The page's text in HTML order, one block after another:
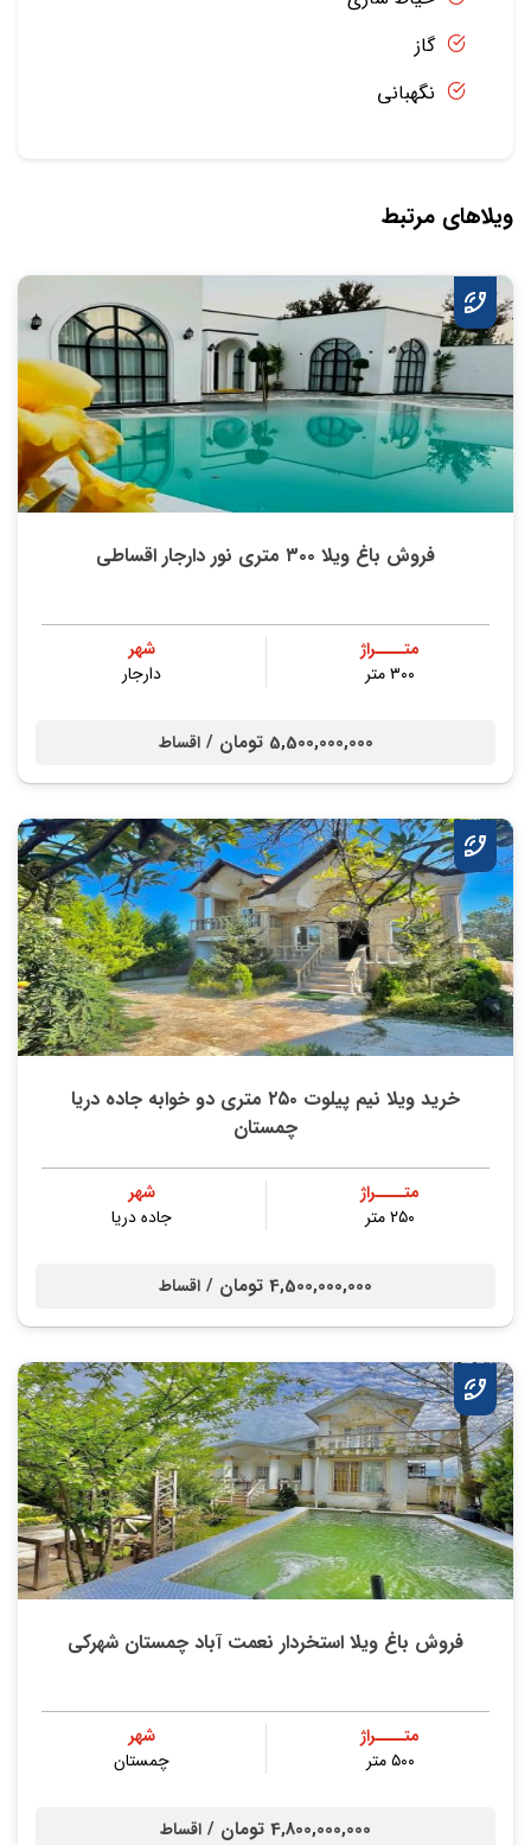
گاز
نگهبانی
ویلاهای مرتبط
فروش باغ ویلا ۳۰۰ متری نور دارجار اقساطی
متــــراژ
۳۰۰ متر
شهر
دارجار
5,500,000,000 تومان / اقساط
خرید ویلا نیم پیلوت ۲۵۰ متری دو خوابه جاده دریا
چمستان
متــــراژ
۲۵۰ متر
شهر
جاده دریا
4,500,000,000 تومان / اقساط
فروش باغ ویلا استخردار نعمت آباد چمستان شهرکی
متــــراژ
۵۰۰ متر
شهر
چمستان
4,800,000,000 تومان / اقساط